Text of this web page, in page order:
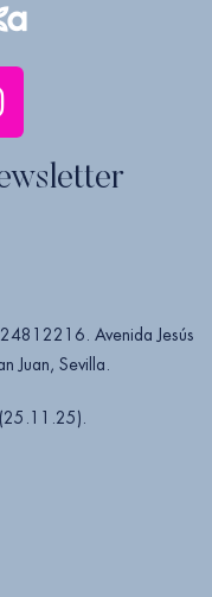
Avenida Jesús
Juan, Sevilla.